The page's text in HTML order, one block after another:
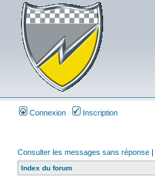
Connexion Inscription
Consulter les messages sans réponse |
Index du forum